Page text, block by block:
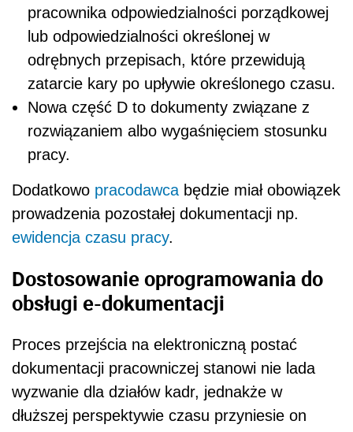
pracownika odpowiedzialności porządkowej
lub odpowiedzialności określonej w
odrębnych przepisach, które przewidują
zatarcie kary po upływie określonego czasu.
Nowa część D to dokumenty związane z
rozwiązaniem albo wygaśnięciem stosunku
pracy.
Dodatkowo pracodawcabędzie miał obowiązek
prowadzenia pozostałej dokumentacji np.
ewidencja czasu pracy.
Dostosowanie oprogramowania do
obsługi e-dokumentacji
Proces przejścia na elektroniczną postać
dokumentacji pracowniczej stanowi nie lada
wyzwanie dla działów kadr, jednakże w
dłuższej perspektywie czasu przyniesie on